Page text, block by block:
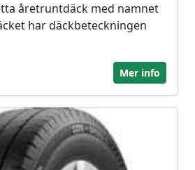
åretruntdäck med namnet
har däckbeteckningen
Mer info